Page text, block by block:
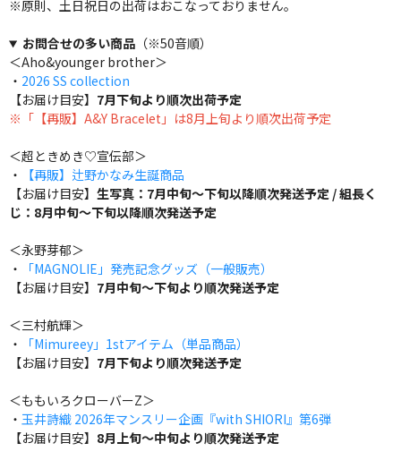
※原則、土日祝日の出荷はおこなっておりません。
お問合せの多い商品（※50音順）
＜Aho&younger brother＞
・ 2026 SS collection
【お届け目安】 7月下旬より順次出荷予定
※「【再販】A&Y Bracelet」は8月上旬より順次出荷予定
＜超ときめき♡宣伝部＞
・
【再販】辻野かなみ生誕商品
【お届け目安】 生写真：7月中旬～下旬以降順次発送予定 / 組長く
じ：8月中旬～下旬以降順次発送予定
＜永野芽郁＞
・
「MAGNOLIE」発売記念グッズ（一般販売）
【お届け目安】 7月中旬～下旬より順次発送予定
＜三村航輝＞
・
「Mimureey」1stアイテム（単品商品）
【お届け目安】 7月下旬より順次発送予定
＜ももいろクローバーZ＞
・ 玉井詩織 2026年マンスリー企画『with SHIORI』第6弾
【お届け目安】 8月上旬～中旬より順次発送予定